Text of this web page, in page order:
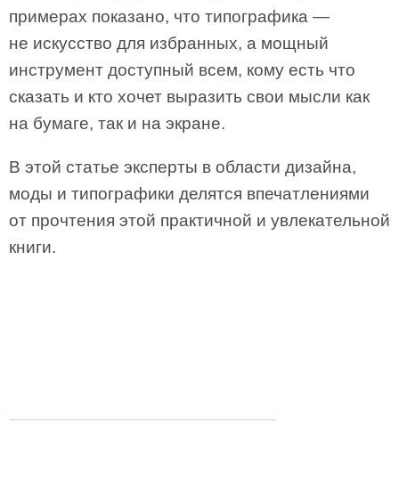
примерах показано, что типографика —
не искусство для избранных, а мощный
инструмент доступный всем, кому есть что
сказать и кто хочет выразить свои мысли как
на бумаге, так и на экране.
В этой статье эксперты в области дизайна,
моды и типографики делятся впечатлениями
от прочтения этой практичной и увлекательной
книги.